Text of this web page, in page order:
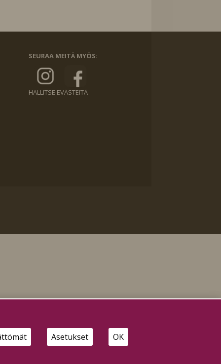
SEURAA MEITÄ MYÖS:
HALLITSE EVÄSTEITÄ
Asetukset OK